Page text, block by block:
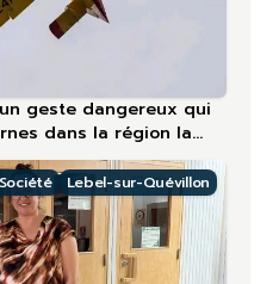
geste dangereux qui
dans la région la
Société Lebel-sur-Quévillon